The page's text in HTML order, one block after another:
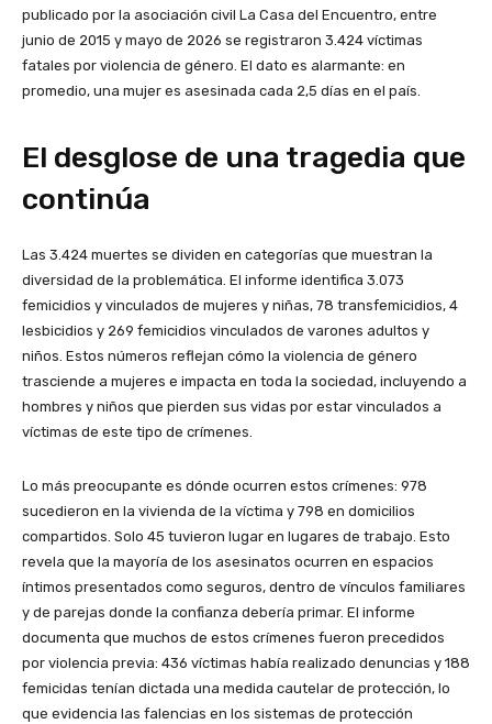
publicado por la asociación civil La Casa del Encuentro, entre
junio de 2015 y mayo de 2026 se registraron 3.424 víctimas
fatales por violencia de género. El dato es alarmante: en
promedio, una mujer es asesinada cada 2,5 días en el país.
El desglose de una tragedia que
continúa
Las 3.424 muertes se dividen en categorías que muestran la
diversidad de la problemática. El informe identifica 3.073
femicidios y vinculados de mujeres y niñas, 78 transfemicidios, 4
lesbicidios y 269 femicidios vinculados de varones adultos y
niños. Estos números reflejan cómo la violencia de género
trasciende a mujeres e impacta en toda la sociedad, incluyendo a
hombres y niños que pierden sus vidas por estar vinculados a
víctimas de este tipo de crímenes.
Lo más preocupante es dónde ocurren estos crímenes: 978
sucedieron en la vivienda de la víctima y 798 en domicilios
compartidos. Solo 45 tuvieron lugar en lugares de trabajo. Esto
revela que la mayoría de los asesinatos ocurren en espacios
íntimos presentados como seguros, dentro de vínculos familiares
y de parejas donde la confianza debería primar. El informe
documenta que muchos de estos crímenes fueron precedidos
por violencia previa: 436 víctimas había realizado denuncias y 188
femicidas tenían dictada una medida cautelar de protección, lo
que evidencia las falencias en los sistemas de protección